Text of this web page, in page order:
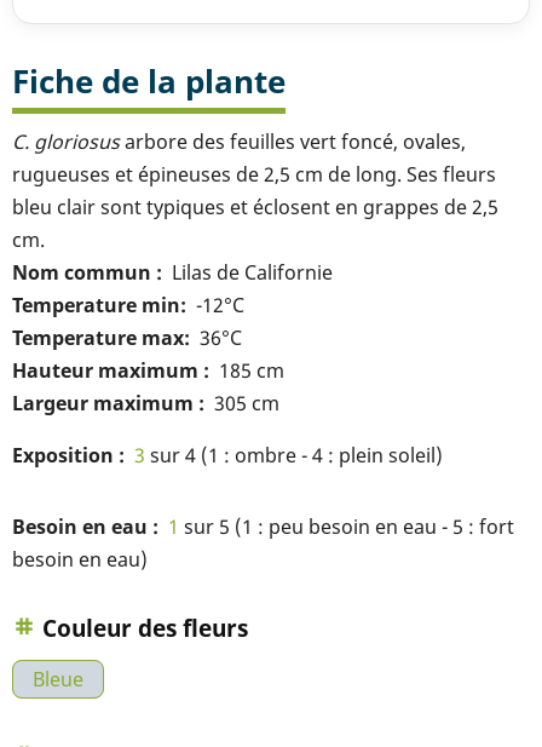
Fiche de la plante
C. gloriosusarbore des feuilles vert foncé, ovales,
rugueuses et épineuses de 2,5 cm de long. Ses fleurs
bleu clair sont typiques et éclosent en grappes de 2,5
cm.
Nom commun
Lilas de Californie
Temperature min
-12°C
Temperature max 36°C
Hauteur maximum
185 cm
Largeur maximum
305 cm
Exposition
3 sur 4 (1 : ombre - 4 : plein soleil)
Besoin en eau 1 sur 5 (1 : peu besoin en eau - 5 : fort
besoin en eau)
Couleur des fleurs
Bleue